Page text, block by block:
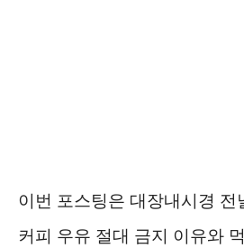
이번 포스팅은 대장내시경 전
커피 우유 절대 금지 이유와